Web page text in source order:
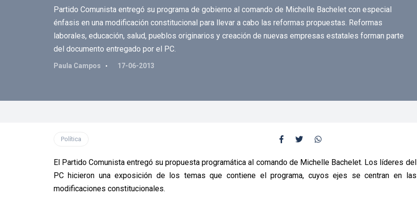
Partido Comunista entregó su programa de gobierno al comando de Michelle Bachelet con especial
énfasis en una modificación constitucional para llevar a cabo las reformas propuestas. Reformas
laborales, educación, salud, pueblos originarios y creación de nuevas empresas estatales forman parte
del documento entregado por el PC.
Paula Campos 17-06-2013
Política
El Partido Comunista entregó su propuesta programática al comando de Michelle Bachelet. Los líderes del
PC hicieron una exposición de los temas que contiene el programa, cuyos ejes se centran en las
modificaciones constitucionales.